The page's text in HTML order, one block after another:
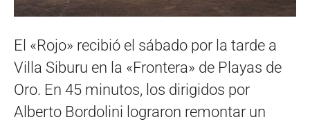
El «Rojo» recibió el sábado por la tarde a
Villa Siburu en la «Frontera» de Playas de
Oro. En 45 minutos, los dirigidos por
Alberto Bordolini lograron remontar un